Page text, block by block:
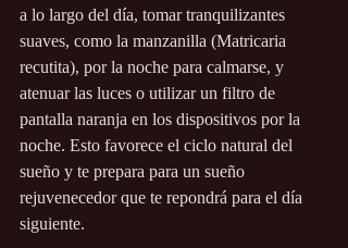
a lo largo del día, tomar tranquilizantes
suaves, como la manzanilla (Matricaria
recutita), por la noche para calmarse, y
atenuar las luces o utilizar un filtro de
pantalla naranja en los dispositivos por la
noche. Esto favorece el ciclo natural del
sueño y te prepara para un sueño
rejuvenecedor que te repondrá para el día
siguiente.